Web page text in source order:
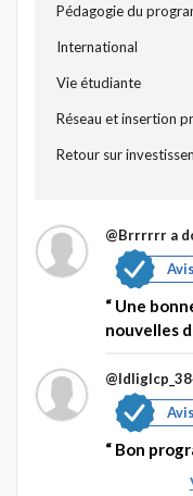
Pédagogie du
International
Vie étudiante
Réseau et insertion
Retour sur
@Brrrrrr a
Une
nouvelles
Bon